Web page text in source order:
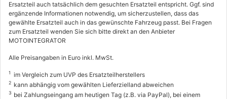
Ersatzteil auch tatsächlich dem gesuchten Ersatzteil entspricht. Ggf. sind
ergänzende Informationen notwendig, um sicherzustellen, dass das
gewählte Ersatzteil auch in das gewünschte Fahrzeug passt. Bei Fragen
zum Ersatzteil wenden Sie sich bitte direkt an den Anbieter
MOTOINTEGRATOR
Alle Preisangaben in Euro inkl. MwSt.
1 im Vergleich zum UVP des Ersatzteilherstellers
2 kann abhängig vom gewählten Lieferzielland abweichen
3 bei Zahlungseingang am heutigen Tag (z.B. via PayPal), bei einem